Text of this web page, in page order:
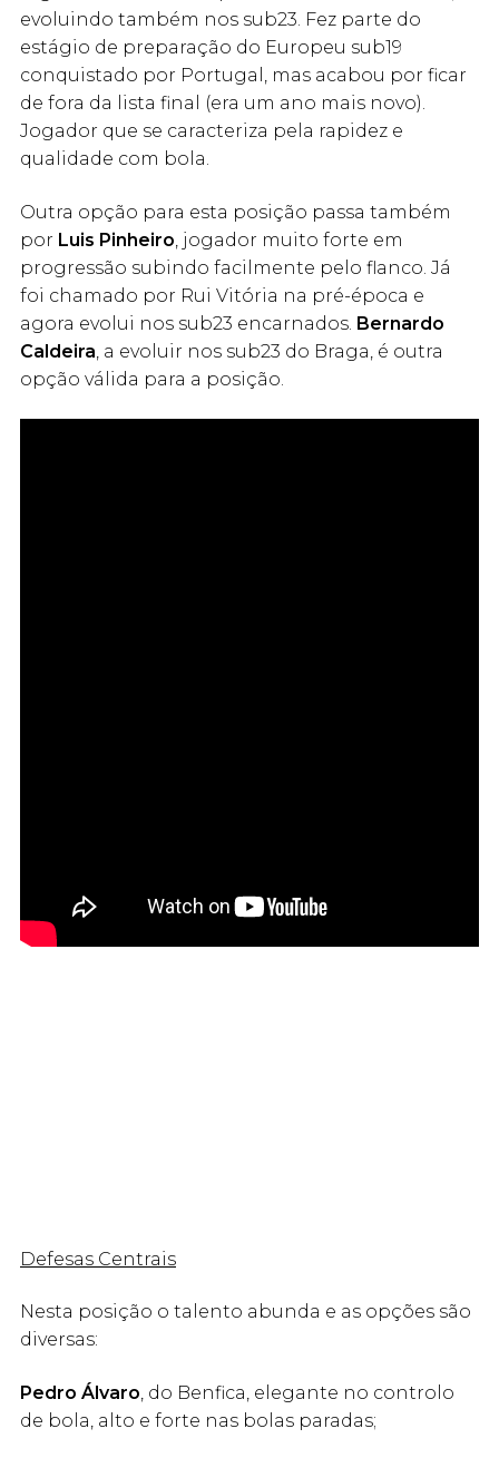
evoluindo também nos sub23. Fez parte do
estágio de preparação do Europeu sub19
conquistado por Portugal, mas acabou por ficar
de fora da lista final (era um ano mais novo).
Jogador que se caracteriza pela rapidez e
qualidade com bola.
Outra opção para esta posição passa também
por Luis Pinheiro, jogador muito forte em
progressão subindo facilmente pelo flanco. Já
foi chamado por Rui Vitória na pré-época e
agora evolui nos sub23 encarnados. Bernardo
Caldeira, a evoluir nos sub23 do Braga, é outra
opção válida para a posição.
Defesas Centrais
Nesta posição o talento abunda e as opções são
diversas:
Pedro Álvaro, do Benfica, elegante no controlo
de bola, alto e forte nas bolas paradas;